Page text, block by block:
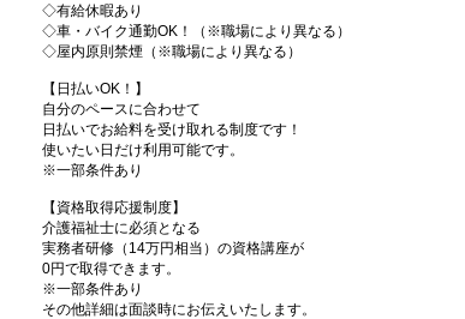
◇有給休暇あり
◇車・バイク通勤OK！（※職場により異なる）
◇屋内原則禁煙（※職場により異なる）
【日払いOK！】
自分のペースに合わせて
日払いでお給料を受け取れる制度です！
使いたい日だけ利用可能です。
※一部条件あり
【資格取得応援制度】
介護福祉士に必須となる
実務者研修（14万円相当）の資格講座が
0円で取得できます。
※一部条件あり
その他詳細は面談時にお伝えいたします。